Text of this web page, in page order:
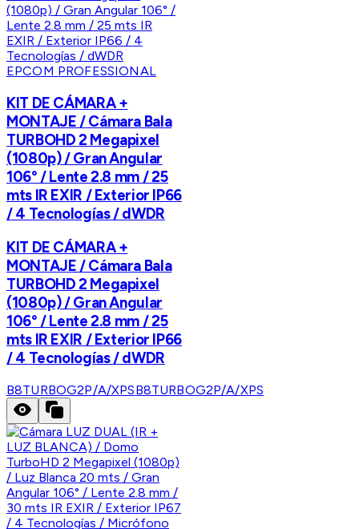
EPCOM PROFESSIONAL
KIT DE CÁMARA +
MONTAJE / Cámara Bala
TURBOHD 2 Megapixel
(1080p) / Gran Angular
106° / Lente 2.8 mm / 25
mts IR EXIR / Exterior IP66
/ 4 Tecnologías / dWDR
KIT DE CÁMARA +
MONTAJE / Cámara Bala
TURBOHD 2 Megapixel
(1080p) / Gran Angular
106° / Lente 2.8 mm / 25
mts IR EXIR / Exterior IP66
/ 4 Tecnologías / dWDR
B8TURBOG2P/A/XPSB8TURBOG2P/A/XPS